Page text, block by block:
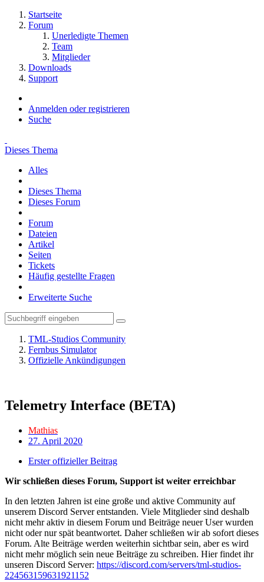
Startseite
Forum
Unerledigte Themen
Team
Mitglieder
Downloads
Support
Anmelden oder registrieren
Suche
Dieses Thema
Alles
Dieses Thema
Dieses Forum
Forum
Dateien
Artikel
Seiten
Tickets
Häufig gestellte Fragen
Erweiterte Suche
TML-Studios Community
Fernbus Simulator
Offizielle Ankündigungen
Telemetry Interface (BETA)
Mathias
27. April 2020
Erster offizieller Beitrag
Wir schließen dieses Forum, Support ist weiter erreichbar
In den letzten Jahren ist eine große und aktive Community auf
unserem Discord Server entstanden. Viele Mitglieder sind deshalb
nicht mehr aktiv in diesem Forum und Beiträge neuer User wurden
nicht oder nur spät beantwortet. Daher schließen wir ab sofort dieses
Forum. Alte Beiträge werden weiterhin sichtbar sein, aber es wird
nicht mehr möglich sein neue Beiträge zu schreiben. Hier findet ihr
unseren Discord Server: https://discord.com/servers/tml-studios-
224563159631921152